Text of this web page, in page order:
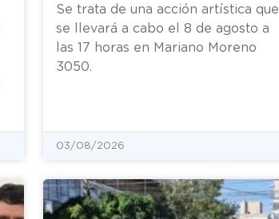
Se trata de una acción artística que
se llevará a cabo el 8 de agosto a
las 17 horas en Mariano Moreno
3050.
03/08/2026